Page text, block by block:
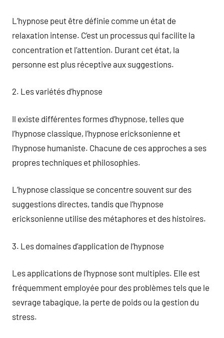
L’hypnose peut être définie comme un état de
relaxation intense. C’est un processus qui facilite la
concentration et l’attention. Durant cet état, la
personne est plus réceptive aux suggestions.
2. Les variétés d’hypnose
Il existe différentes formes d’hypnose, telles que
l’hypnose classique, l’hypnose ericksonienne et
l’hypnose humaniste. Chacune de ces approches a ses
propres techniques et philosophies.
L’hypnose classique se concentre souvent sur des
suggestions directes, tandis que l’hypnose
ericksonienne utilise des métaphores et des histoires.
3. Les domaines d’application de l’hypnose
Les applications de l’hypnose sont multiples. Elle est
fréquemment employée pour des problèmes tels que le
sevrage tabagique, la perte de poids ou la gestion du
stress.